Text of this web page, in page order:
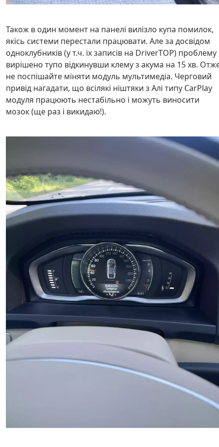
Також в один момент на панелі вилізло купа помилок,
якісь системи перестали працювати. Але за досвідом
одноклубників (у т.ч. іх записів на DriverTOP) проблему
вирішено тупо відкинувши клему з акума на 15 хв.
не поспішайте міняти модуль мультимедіа. Черговий
привід нагадати, що всілякі ніштяки з Алі типу CarPlay
модуля працюють нестабільно і можуть виносити
мозок (ще раз і викидаю!).